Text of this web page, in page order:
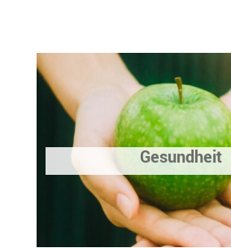
Gesundheit